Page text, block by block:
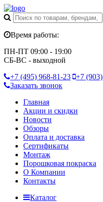
Время работы:
ПН-ПТ 09:00 - 19:00
СБ-ВС - выходной
+7 (495) 968-81-23 +7 (903)
Заказать звонок
Главная
Акции и скидки
Новости
Обзоры
Оплата и доставка
Сертификаты
Монтаж
Порошковая покраска
О Компании
Контакты
Каталог